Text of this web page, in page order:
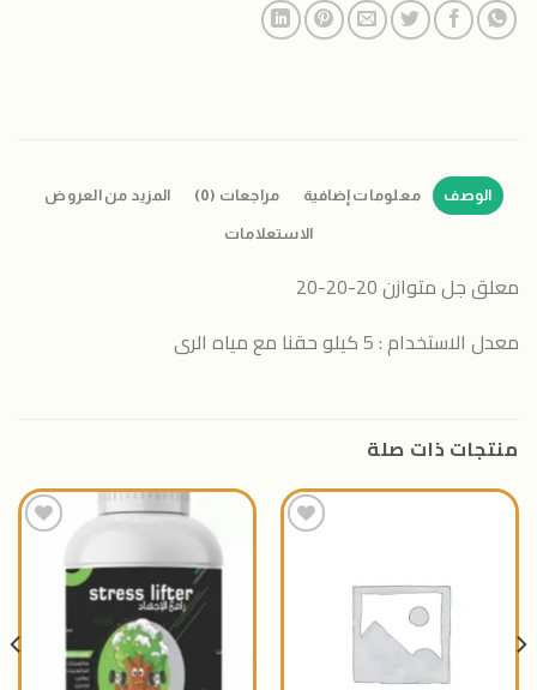
الوصف معلومات إضافية مراجعات (0) المزيد من العروض
الاستعلامات
معلق جل متوازن 20-20-20
معدل الاستخدام : 5 كيلو حقنا مع مياه الرى
منتجات ذات صلة
المفضلة